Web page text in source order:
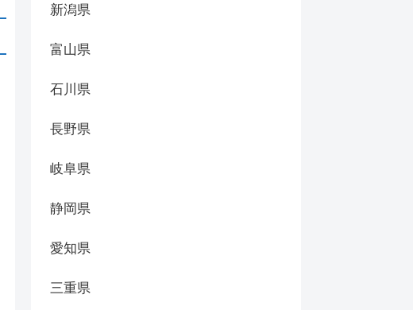
新潟県
富山県
石川県
長野県
岐阜県
静岡県
愛知県
三重県